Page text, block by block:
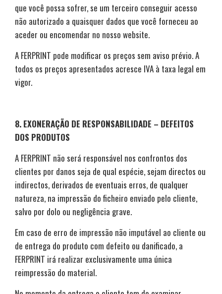
que você possa sofrer, se um terceiro conseguir acesso
não autorizado a quaisquer dados que você forneceu ao
aceder ou encomendar no nosso website.
A FERPRINT pode modificar os preços sem aviso prévio. A
todos os preços apresentados acresce IVA à taxa legal em
vigor.
8. EXONERAÇÃO DE RESPONSABILIDADE – DEFEITOS
DOS PRODUTOS
A FERPRINT não será responsável nos confrontos dos
clientes por danos seja de qual espécie, sejam directos ou
indirectos, derivados de eventuais erros, de qualquer
natureza, na impressão do ficheiro enviado pelo cliente,
salvo por dolo ou negligência grave.
Em caso de erro de impressão não imputável ao cliente ou
de entrega do produto com defeito ou danificado, a
FERPRINT irá realizar exclusivamente uma única
reimpressão do material.